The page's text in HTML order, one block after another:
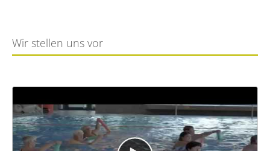
Wir stellen uns vor